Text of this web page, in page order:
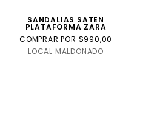
SANDALIAS SATEN
PLATAFORMA ZARA
COMPRAR POR $990,00
LOCAL MALDONADO